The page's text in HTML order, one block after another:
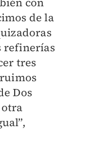
de la
refinerías
tres
Dos